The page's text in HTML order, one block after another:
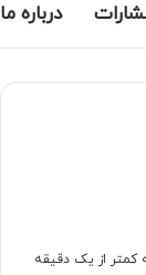
درباره ما
کمتر از یک دقیقه